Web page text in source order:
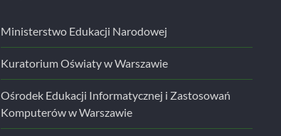
Ministerstwo Edukacji Narodowej
Kuratorium Oświaty w Warszawie
Ośrodek Edukacji Informatycznej i Zastosowań
Komputerów w Warszawie